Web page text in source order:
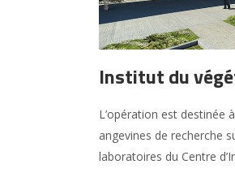
Institut du
L’opération est destinée
angevines de recherche
laboratoires du Centre